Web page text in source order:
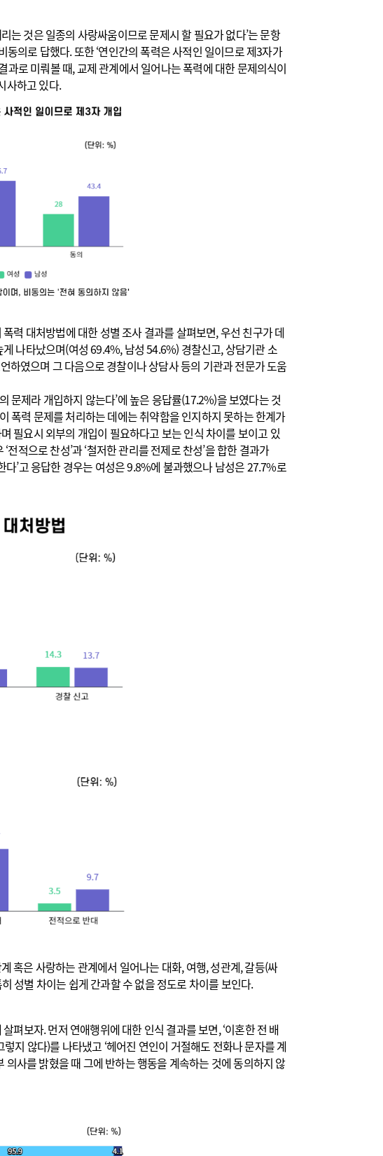
는 것은 일종의 사랑싸움이므로 문제시 할 필요가 없다’는 문항
의로 답했다. 또한 ‘연인간의 폭력은 사적인 일이므로 제3자가
로 미뤄볼 때, 교제 관계에서 일어나는 폭력에 대한 문제의식이
사하고 있다.
력 대처방법에 대한 성별 조사 결과를 살펴보면, 우선 친구가 데
나타났으며(여성 69.4%, 남성 54.6%) 경찰신고, 상담기관 소
하였으며 그 다음으로 경찰이나 상담사 등의 기관과 전문가 도움
문제라 개입하지 않는다’에 높은 응답률(17.2%)을 보였다는 것
폭력 문제를 처리하는 데에는 취약함을 인지하지 못하는 한계가
필요시 외부의 개입이 필요하다고 보는 인식 차이를 보이고 있
적으로 찬성’과 ‘철저한 관리를 전제로 찬성’을 합한 결과가
’고 응답한 경우는 여성은 9.8%에 불과했으나 남성은 27.7%로
혹은 사랑하는 관계에서 일어나는 대화, 여행, 성관계, 갈등(싸
성별 차이는 쉽게 간과할 수 없을 정도로 차이를 보인다.
펴보자. 먼저 연애행위에 대한 인식 결과를 보면, ‘이혼한 전 배
지 않다)를 나타냈고 ‘헤어진 연인이 거절해도 전화나 문자를 계
사를 밝혔을 때 그에 반하는 행동을 계속하는 것에 동의하지 않